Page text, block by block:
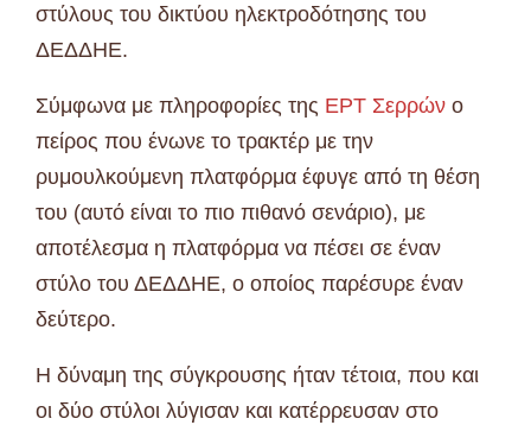
στύλους του δικτύου ηλεκτροδότησης του
ΔΕΔΔΗΕ.
Σύμφωνα με πληροφορίες της ΕΡΤ Σερρών ο
πείρος που ένωνε το τρακτέρ με την
ρυμουλκούμενη πλατφόρμα έφυγε από τη θέση
του (αυτό είναι το πιο πιθανό σενάριο), με
αποτέλεσμα η πλατφόρμα να πέσει σε έναν
στύλο του ΔΕΔΔΗΕ, ο οποίος παρέσυρε έναν
δεύτερο.
Η δύναμη της σύγκρουσης ήταν τέτοια, που και
οι δύο στύλοι λύγισαν και κατέρρευσαν στο